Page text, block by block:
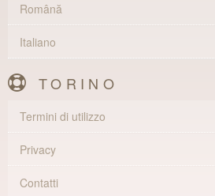
Română
Italiano
TORINO
Termini di utilizzo
Privacy
Contatti